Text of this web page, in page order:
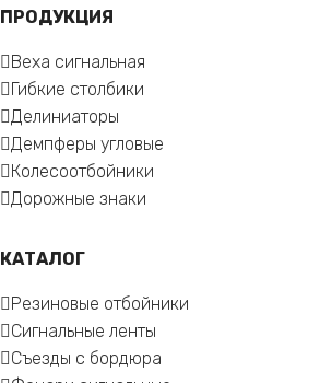
ПРОДУКЦИЯ
Веха сигнальная
Гибкие столбики
Делиниаторы
Демпферы угловые
Колесоотбойники
Дорожные знаки
КАТАЛОГ
Резиновые отбойники
Сигнальные ленты
Съезды с бордюра